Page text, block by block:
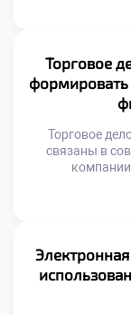
коммерсанты
является
начинания.
Торговое
Торговое
связаны в
кровеносной
системного
компетенции
сегодня.